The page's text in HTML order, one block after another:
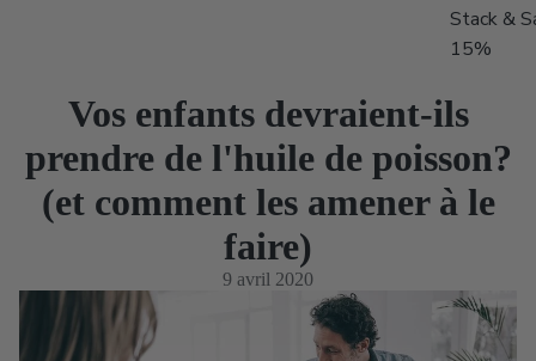
Stack &
15%
Vos enfants devraient-ils
prendre de l'huile de poisson?
(et comment les amener à le
faire)
9 avril 2020